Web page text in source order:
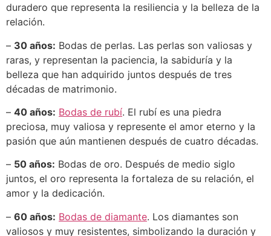
duradero que representa la resiliencia y la belleza de la
relación.
– 30 años: Bodas de perlas. Las perlas son valiosas y
raras, y representan la paciencia, la sabiduría y la
belleza que han adquirido juntos después de tres
décadas de matrimonio.
– 40 años: Bodas de rubí. El rubí es una piedra
preciosa, muy valiosa y represente el amor eterno y la
pasión que aún mantienen después de cuatro décadas.
– 50 años: Bodas de oro. Después de medio siglo
juntos, el oro representa la fortaleza de su relación, el
amor y la dedicación.
– 60 años: Bodas de diamante. Los diamantes son
valiosos y muy resistentes, simbolizando la duración y